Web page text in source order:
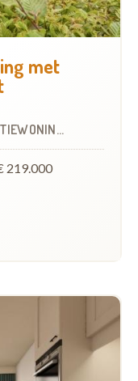
met
219.000